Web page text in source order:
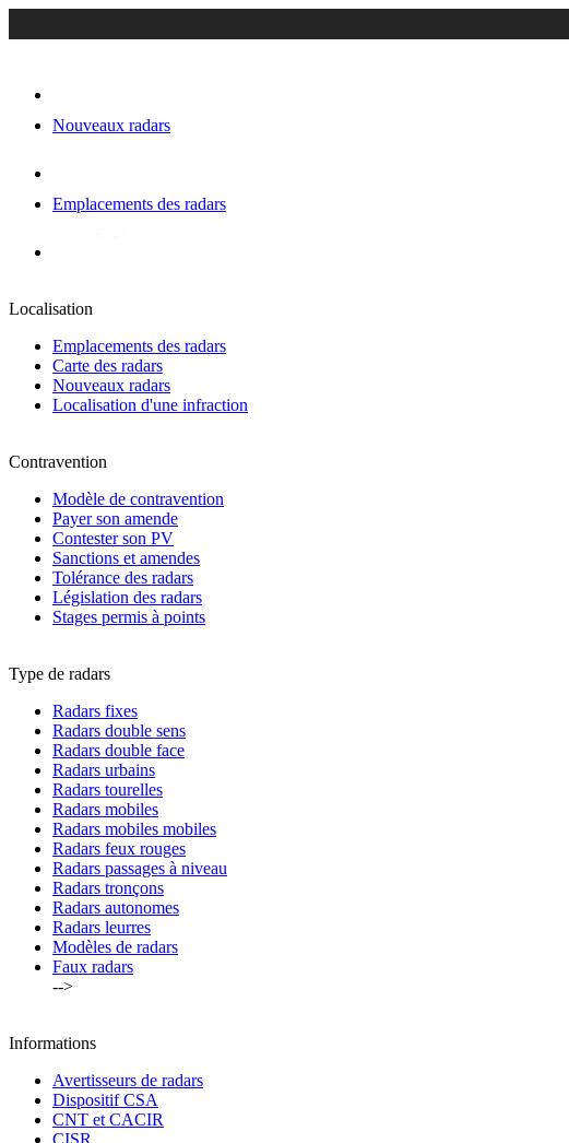
Nouveaux radars
Emplacements des radars
Localisation
Emplacements des radars
Carte des radars
Nouveaux radars
Localisation d'une infraction
Contravention
Modèle de contravention
Payer son amende
Contester son PV
Sanctions et amendes
Tolérance des radars
Législation des radars
Stages permis à points
Type de radars
Radars fixes
Radars double sens
Radars double face
Radars urbains
Radars tourelles
Radars mobiles
Radars mobiles mobiles
Radars feux rouges
Radars passages à niveau
Radars tronçons
Radars autonomes
Radars leurres
Modèles de radars
Faux radars
-->
Informations
Avertisseurs de radars
Dispositif CSA
CNT et CACIR
CISR